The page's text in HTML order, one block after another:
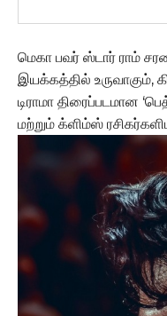
மெகா பவர் ஸ்டார் ராம் சரண்
இயக்கத்தில் உருவாகும்,
டிராமா திரைப்படமான
மற்றும் க்ளிம்ஸ்